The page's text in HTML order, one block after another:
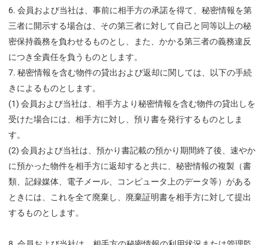
会員および当社は、事前に相手方の承諾を得て、秘密情報を第
三者に開示する場合は、その第三者に対して自己と同等以上の秘
密保持義務を負わせるものとし、また、かかる第三者の義務違反
につき全責任を負うものとします。
秘密情報を含む物件の貸出および返却に関しては、以下の手続
きによるものとします。
(1) 会員および当社は、相手方より秘密情報を含む物件の貸出しを
受けた場合には、相手方に対し、預り書を発行するものとしま
す。
(2) 会員および当社は、預かり書記載の預かり期間終了後、速やか
に預かった物件を相手方に返却すると共に、秘密情報の複製（書
類、記録媒体、電子メール、コンピュータ上のデータ等）がある
ときには、これを全て廃棄し、廃棄証明書を相手方に対して提出
するものとします。